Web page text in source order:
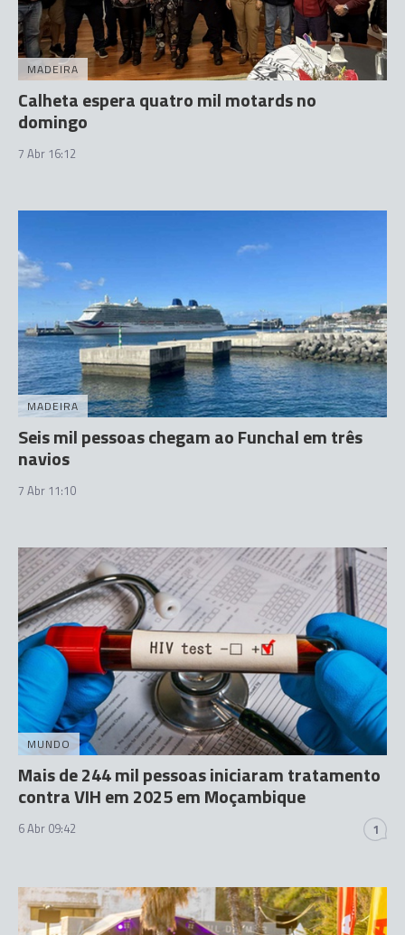
MADEIRA
Calheta espera quatro mil motards no
domingo
7 Abr 16:12
MADEIRA
Seis mil pessoas chegam ao Funchal em três
navios
7 Abr 11:10
MUNDO
Mais de 244 mil pessoas iniciaram tratamento
contra VIH em 2025 em Moçambique
6 Abr 09:42 1